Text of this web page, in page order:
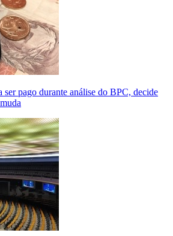
pago durante análise do BPC, decide